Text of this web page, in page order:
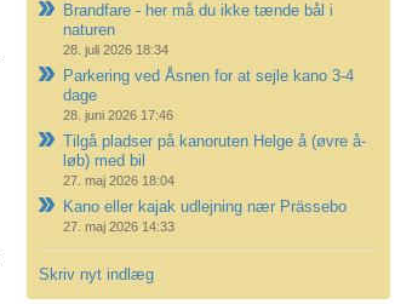
Brandfare - her må du ikke tænde bål i
naturen
28. juli 2026 18:34
Parkering ved Åsnen for at sejle kano 3-4
dage
28. juni 2026 17:46
Tilgå pladser på kanoruten Helge å (øvre å-
løb) med bil
27. maj 2026 18:04
Kano eller kajak udlejning nær Prässebo
27. maj 2026 14:33
Skriv nyt indlæg